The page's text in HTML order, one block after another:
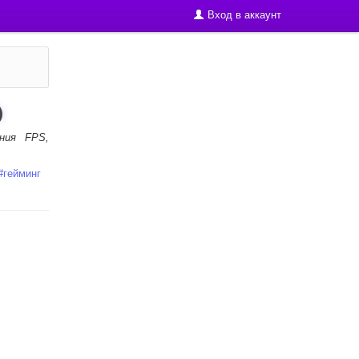
Вход в аккаунт
FPS,
гейминг